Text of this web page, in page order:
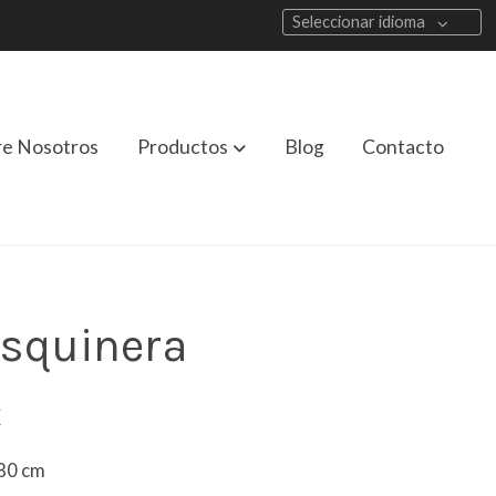
Seleccionar idioma
Nosotros Productos Blog Contacto
cm